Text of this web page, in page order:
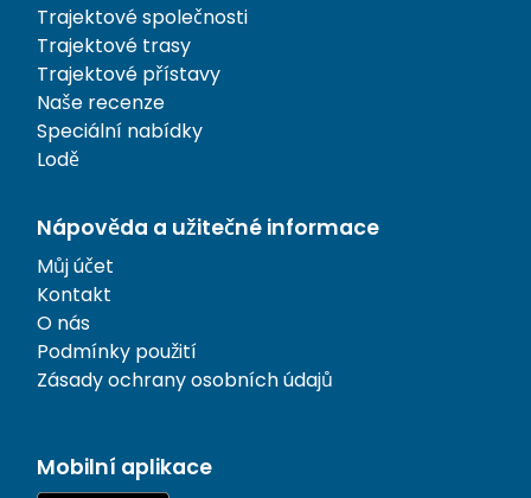
Trajektové společnosti
Trajektové trasy
Trajektové přístavy
Naše recenze
Speciální nabídky
Lodě
Nápověda a užitečné informace
Můj účet
Kontakt
O nás
Podmínky použití
Zásady ochrany osobních údajů
Mobilní aplikace